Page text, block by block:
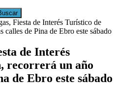
Fiesta de Interés Turístico de
calles de Pina de Ebro este sábado
de Interés
recorrerá un año
de Ebro este sábado